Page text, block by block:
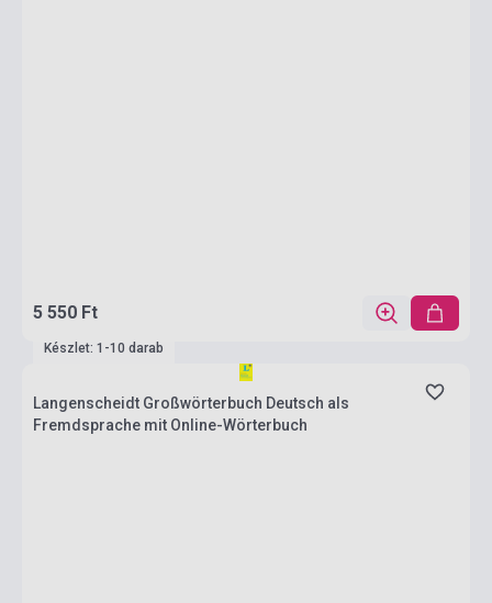
5 550 Ft
Készlet: 1-10 darab
Langenscheidt Großwörterbuch Deutsch als
Fremdsprache mit Online-Wörterbuch